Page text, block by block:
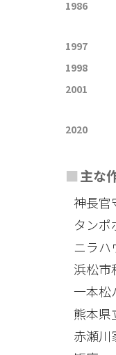
1986
1997
1998
2001
2020
■主な
神長官
タンポ
ニラハ
浜松市
一本松
熊本県
赤瀬川